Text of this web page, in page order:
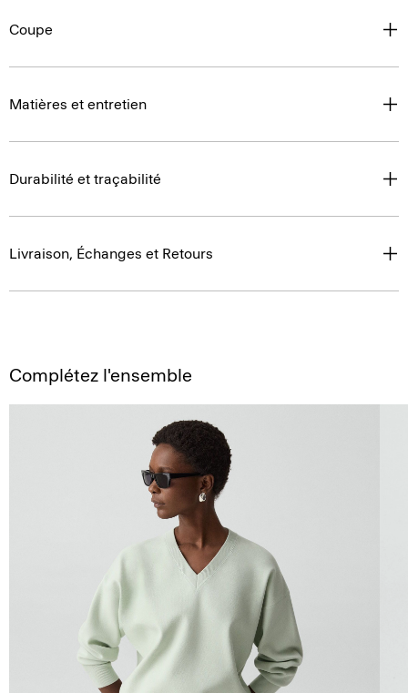
Coupe
Matières et entretien
Durabilité et traçabilité
Livraison, Échanges et Retours
Complétez l'ensemble